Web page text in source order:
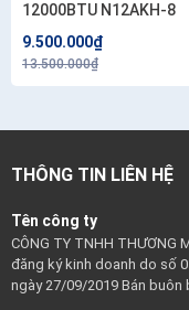
12000BTU N12AKH-8
9.500.000₫
13.500.000₫
THÔNG TIN LIÊN HỆ
Tên công ty
CÔNG TY TNHH THƯƠNG
đăng ký kinh doanh do số
ngày 27/09/2019 Bán buôn